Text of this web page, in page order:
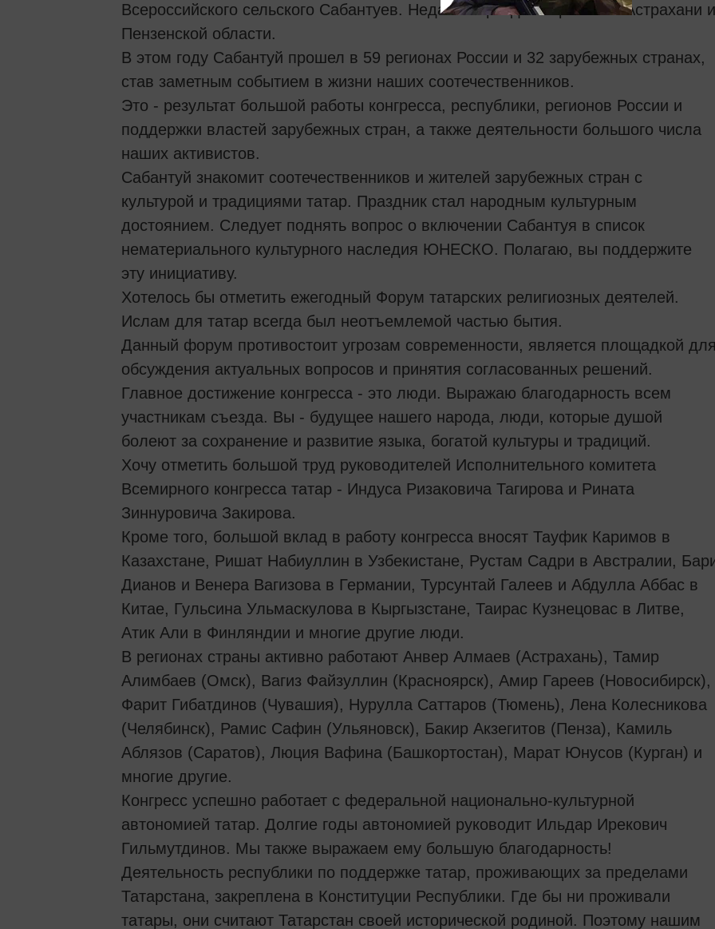
Всероссийского сельского Сабантуев. Недавно праздник прошел в Астрахани и
Пензенской области.
В этом году Сабантуй прошел в 59 регионах России и 32 зарубежных странах,
став заметным событием в жизни наших соотечественников.
Это - результат большой работы конгресса, республики, регионов России и
поддержки властей зарубежных стран, а также деятельности большого числа
наших активистов.
Сабантуй знакомит соотечественников и жителей зарубежных стран с
культурой и традициями татар. Праздник стал народным культурным
достоянием. Следует поднять вопрос о включении Сабантуя в список
нематериального культурного наследия ЮНЕСКО. Полагаю, вы поддержите
эту инициативу.
Хотелось бы отметить ежегодный Форум татарских религиозных деятелей.
Ислам для татар всегда был неотъемлемой частью бытия.
Данный форум противостоит угрозам современности, является площадкой
обсуждения актуальных вопросов и принятия согласованных решений.
Главное достижение конгресса - это люди. Выражаю благодарность всем
участникам съезда. Вы - будущее нашего народа, люди, которые душой
болеют за сохранение и развитие языка, богатой культуры и традиций.
Хочу отметить большой труд руководителей Исполнительного комитета
Всемирного конгресса татар - Индуса Ризаковича Тагирова и Рината
Зиннуровича Закирова.
Кроме того, большой вклад в работу конгресса вносят Тауфик Каримов в
Казахстане, Ришат Набиуллин в Узбекистане, Рустам Садри в Австралии,
Дианов и Венера Вагизова в Германии, Турсунтай Галеев и Абдулла Аббас в
Китае, Гульсина Ульмаскулова в Кыргызстане, Таирас Кузнецовас в Литве,
Атик Али в Финляндии и многие другие люди.
В регионах страны активно работают Анвер Алмаев (Астрахань), Тамир
Алимбаев (Омск), Вагиз Файзуллин (Красноярск), Амир Гареев (Новосибирск),
Фарит Гибатдинов (Чувашия), Нурулла Саттаров (Тюмень), Лена Колесникова
(Челябинск), Рамис Сафин (Ульяновск), Бакир Акзегитов (Пенза), Камиль
Аблязов (Саратов), Люция Вафина (Башкортостан), Марат Юнусов (Курган) и
многие другие.
Конгресс успешно работает с федеральной национально-культурной
автономией татар. Долгие годы автономией руководит Ильдар Ирекович
Гильмутдинов. Мы также выражаем ему большую благодарность!
Деятельность республики по поддержке татар, проживающих за пределами
Татарстана, закреплена в Конституции Республики. Где бы ни проживали
татары, они считают Татарстан своей исторической родиной. Поэтому нашим